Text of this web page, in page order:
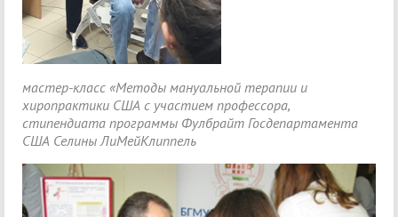
мастер-класс «Методы мануальной терапии и
хиропрактики США с участием профессора,
стипендиата программы Фулбрайт Госдепартамента
США Селины ЛиМейКлиппель